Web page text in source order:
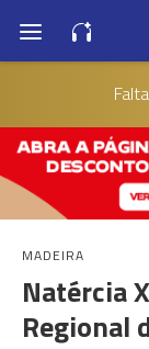
MADEIRA
Natércia
Regional